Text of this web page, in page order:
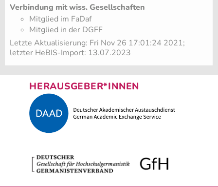
Verbindung mit wiss. Gesellschaften
Mitglied im FaDaf
Mitglied in der DGFF
Letzte Aktualisierung: Fri Nov 26 17:01:24 2021;
letzter HeBIS-Import: 13.07.2023
HERAUSGEBER*INNEN